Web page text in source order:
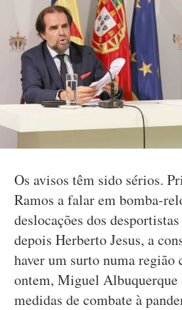
Os avisos têm sido sérios.
Ramos a falar em bomba-
deslocações dos
depois Herberto Jesus, a
haver um surto numa região
ontem, Miguel Albuquerque
medidas de combate à